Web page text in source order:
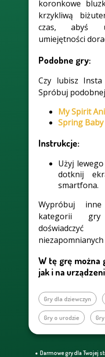
koronkowe
krzykliwą
czas, abyś
umiejętności
Podobne gry:
Czy lubisz
Spróbuj
My Spirit
Spring
Instrukcje:
Użyj
dotknij
smartfona.
Wypróbuj
kategorii
W tę grę można
jak i na
Gry dla dziewczyn
Gry o urodzie
Darmowe gry dla Twojej